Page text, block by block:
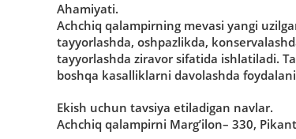
Аhamiyati.
Аchchiq qalampirning mevasi yangi
tayyorlashda, oshpazlikda,
tayyorlashda ziravor sifatida ishlatiladi.
boshqa kasalliklarni davolashda
Ekish uchun tavsiya etiladigan navlar.
Аchchiq qalampirni Margʼilon– 330,